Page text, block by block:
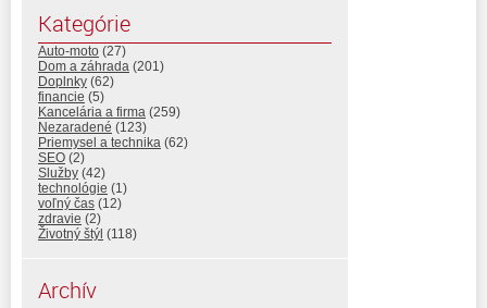
Kategórie
Auto-moto (27)
Dom a záhrada (201)
Doplnky (62)
financie (5)
Kancelária a firma (259)
Nezaradené (123)
Priemysel a technika (62)
SEO (2)
Služby (42)
technológie (1)
voľný čas (12)
zdravie (2)
Životný štýl (118)
Archív